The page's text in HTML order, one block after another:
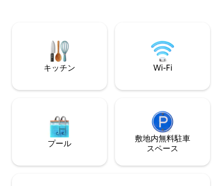
ム/サンルームで、午後はラウンジルーム
と庭で日光浴ができます。 *小型車用のゲ
ート付き駐車場と無料の路上駐車許可
証。 *高い天井と綺麗な白いインテリア *
キングベッドルーム＆バスルーム。 （キ
す）。 * 2つ目のクイーンルーム＆3つ目
のシングルルーム、2つ目のバスルーム ＊
床暖房と天井ファン。 ＊すべて新品の高
品質の家電 ＊ベランダ、バーベキュー、
屋外ダイニング ＊ソニー50インチスマー
トテレビ、iPodドッキングステーション
びつながることが
キッチン Wi-Fi
プール
敷地内無料駐⁠車
ス⁠ペ⁠ー⁠ス